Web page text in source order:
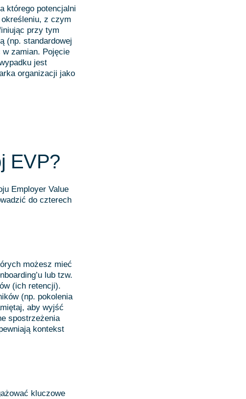
którego potencjalni
z czym
przy tym
(np. standardowej
zamian. Pojęcie
jest
organizacji jako
EVP?
Employer Value
do czterech
możesz mieć
lub tzw.
(ich retencji).
(np. pokolenia
aby wyjść
spostrzeżenia
kontekst
kluczowe